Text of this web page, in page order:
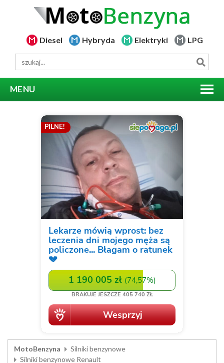
Diesel Hybryda Elektryki LPG
MENU
MotoBenzyna
Silniki benzynowe
Silniki benzynowe Renault